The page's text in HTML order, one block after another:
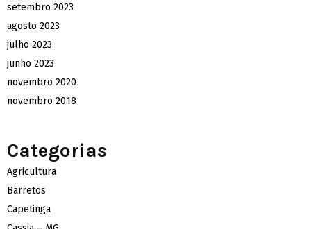
setembro 2023
agosto 2023
julho 2023
junho 2023
novembro 2020
novembro 2018
Categorias
Agricultura
Barretos
Capetinga